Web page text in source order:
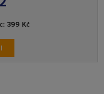
399 Kč